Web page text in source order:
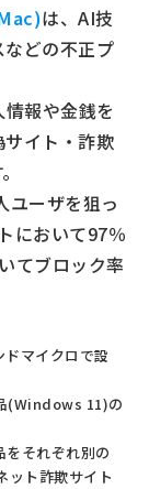
は、AI技
どの不正プ
報や金銭を
イト・詐欺
ユーザを狙っ
において97％
てブロック率
マイクロで設
(Windows 11)の
それぞれ別の
ット詐欺サイト